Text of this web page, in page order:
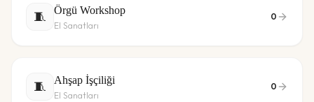
🧵 Örgü Workshop
El Sanatları
0
🧵 Ahşap İşçiliği
El Sanatları
0